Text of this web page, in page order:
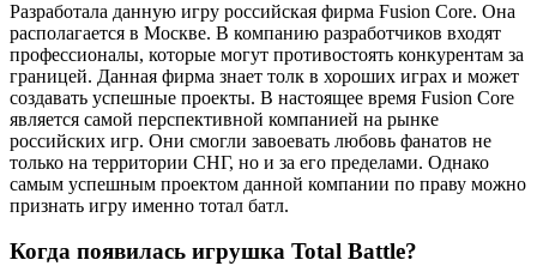
Разработала данную игру российская фирма Fusion Core. Она
располагается в Москве. В компанию разработчиков входят
профессионалы, которые могут противостоять конкурентам за
границей. Данная фирма знает толк в хороших играх и может
создавать успешные проекты. В настоящее время Fusion Core
является самой перспективной компанией на рынке
российских игр. Они смогли завоевать любовь фанатов не
только на территории СНГ, но и за его пределами. Однако
самым успешным проектом данной компании по праву можно
признать игру именно тотал батл.
Когда появилась игрушка Total Battle?